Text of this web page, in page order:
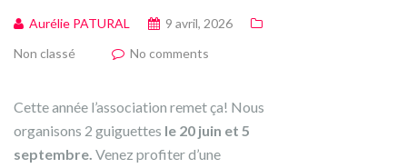
Aurélie PATURAL
9 avril, 2026
Non classé
No comments
Cette année l’association remet ça! Nous
organisons 2 guiguettes le 20 juin et 5
septembre. Venez profiter d’une